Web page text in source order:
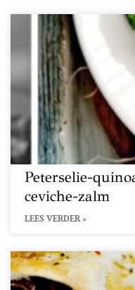
Peterselie-
ceviche-zalm
LEES VERDER »